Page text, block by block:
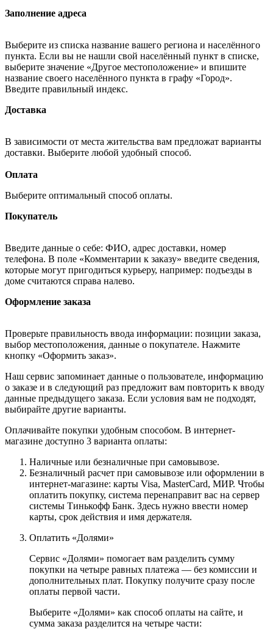
Заполнение адреса
Выберите из списка название вашего региона и населённого
пункта. Если вы не нашли свой населённый пункт в списке,
выберите значение «Другое местоположение» и впишите
название своего населённого пункта в графу «Город».
Введите правильный индекс.
Доставка
В зависимости от места жительства вам предложат варианты
доставки. Выберите любой удобный способ.
Оплата
Выберите оптимальный способ оплаты.
Покупатель
Введите данные о себе: ФИО, адрес доставки, номер
телефона. В поле «Комментарии к заказу» введите сведения,
которые могут пригодиться курьеру, например: подъезды в
доме считаются справа налево.
Оформление заказа
Проверьте правильность ввода информации: позиции заказа,
выбор местоположения, данные о покупателе. Нажмите
кнопку «Оформить заказ».
Наш сервис запоминает данные о пользователе, информацию
о заказе и в следующий раз предложит вам повторить к вводу
данные предыдущего заказа. Если условия вам не подходят,
выбирайте другие варианты.
Оплачивайте покупки удобным способом. В интернет-
магазине доступно 3 варианта оплаты:
Наличные или безналичные при самовывозе.
Безналичный расчет при самовывозе или оформлении в
интернет-магазине: карты Visa, MasterCard, МИР. Чтобы
оплатить покупку, система перенаправит вас на сервер
системы Тинькофф Банк. Здесь нужно ввести номер
карты, срок действия и имя держателя.
Оплатить «Долями»
Сервис «Долями» помогает вам разделить сумму
покупки на четыре равных платежа — без комиссии и
дополнительных плат. Покупку получите сразу после
оплаты первой части.
Выберите «Долями» как способ оплаты на сайте, и
сумма заказа разделится на четыре части: